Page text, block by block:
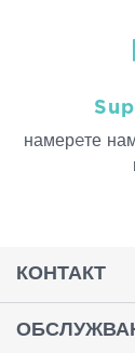
намерeте
КОНТАКТ